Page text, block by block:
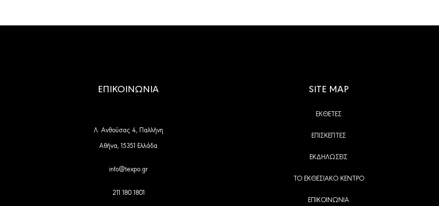
ΕΠΙΚΟΙΝΩΝΙΑ
Λ. Ανθούσας 4, Παλλήνη
Αθήνα, 15351 Ελλάδα
info@texpo.gr
211 180 1801
SITE MAP
ΕΚΘΕΤΕΣ
ΕΠΙΣΚΕΠΤΕΣ
ΕΚΔΗΛΩΣΕΙΣ
ΤΟ ΕΚΘΕΣΙΑΚΟ ΚΕΝΤΡΟ
ΕΠΙΚΟΙΝΩΝΙΑ